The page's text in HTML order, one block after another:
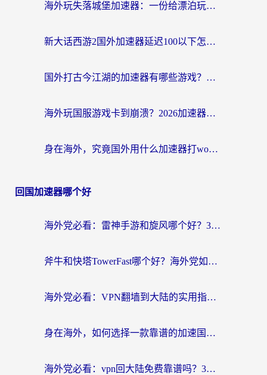
海外玩失落城堡加速器：一份给漂泊玩家的网络自救指南
新大话西游2国外加速器延迟100以下怎么办？海外党实测有效的低延迟指南
国外打古今江湖的加速器有哪些游戏？一个海外玩家的终极选择指南
海外玩国服游戏卡到崩溃？2026加速器免费推荐+实用指南（亲测有效）
身在海外，究竟国外用什么加速器打wow好？
回国加速器哪个好
海外党必看：雷神手游和旋风哪个好？3分钟选对回国加速器，无缝刷国内剧玩游戏
斧牛和快塔TowerFast哪个好？海外党如何选对回国加速器
海外党必看：VPN翻墙到大陆的实用指南——从看CCTV5到选加速器，一篇全搞定
身在海外，如何选择一款靠谱的加速国内网络的加速器？
海外党必看：vpn回大陆免费靠谱吗？3步选对加速器实现无缝刷国内资源